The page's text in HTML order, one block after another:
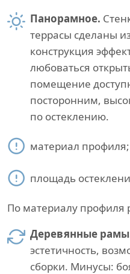
Панорамное.
террасы сделаны
конструкция
любоваться
помещение
посторонним,
по остеклению.
материал профиля;
площадь
По материалу профиля
Деревянные
эстетичность,
сборки. Минусы: